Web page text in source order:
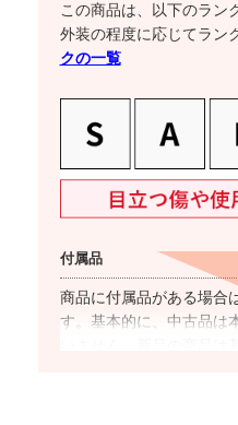
この商品は、以下のラン
外装の程度に応じてラン
クの一覧
付属品
商品に付属品がある場合
す。基本的に、中古品は